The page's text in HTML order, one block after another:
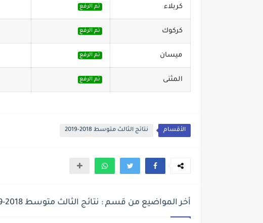
كربلاء تم الرفع
كركوك تم الرفع
ميسان تم الرفع
المثنى تم الرفع
الأقسام نتائج الثالث متوسط 2018-2019
أخر المواضيع من قسم : نتائج الثالث متوسط 2018-2019